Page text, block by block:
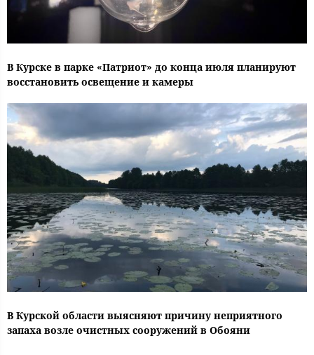
В Курске в парке «Патриот» до конца июля планируют
восстановить освещение и камеры
В Курской области выясняют причину неприятного
запаха возле очистных сооружений в Обояни